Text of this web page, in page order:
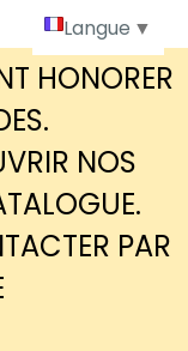
HONORER
NOS
PAR
Langue ▼